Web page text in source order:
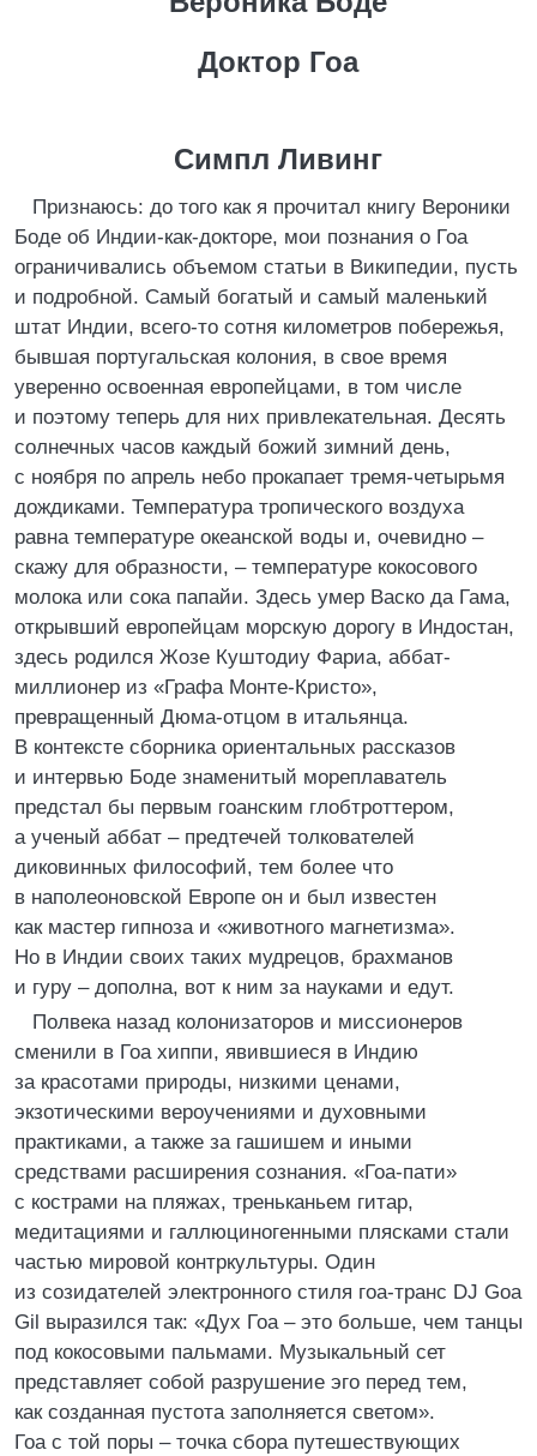
Доктор Гоа
Симпл Ливинг
Признаюсь: до того как я прочитал книгу Вероники
Боде об Индии-как-докторе, мои познания о Гоа
ограничивались объемом статьи в Википедии, пусть
и подробной. Самый богатый и самый маленький
штат Индии, всего-то сотня километров побережья,
бывшая португальская колония, в свое время
уверенно освоенная европейцами, в том числе
и поэтому теперь для них привлекательная. Десять
солнечных часов каждый божий зимний день,
с ноября по апрель небо прокапает тремя-четырьмя
дождиками. Температура тропического воздуха
равна температуре океанской воды и, очевидно –
скажу для образности, – температуре кокосового
молока или сока папайи. Здесь умер Васко да Гама,
открывший европейцам морскую дорогу в Индостан,
здесь родился Жозе Куштодиу Фариа, аббат-
миллионер из «Графа Монте-Кристо»,
превращенный Дюма-отцом в итальянца.
В контексте сборника ориентальных рассказов
и интервью Боде знаменитый мореплаватель
предстал бы первым гоанским глобтроттером,
а ученый аббат – предтечей толкователей
диковинных философий, тем более что
в наполеоновской Европе он и был известен
как мастер гипноза и «животного магнетизма».
Но в Индии своих таких мудрецов, брахманов
и гуру – дополна, вот к ним за науками и едут.
Полвека назад колонизаторов и миссионеров
сменили в Гоа хиппи, явившиеся в Индию
за красотами природы, низкими ценами,
экзотическими вероучениями и духовными
практиками, а также за гашишем и иными
средствами расширения сознания. «Гоа-пати»
с кострами на пляжах, треньканьем гитар,
медитациями и галлюциногенными плясками стали
частью мировой контркультуры. Один
из созидателей электронного стиля гоа-транс DJ Goa
Gil выразился так: «Дух Гоа – это больше, чем танцы
под кокосовыми пальмами. Музыкальный сет
представляет собой разрушение эго перед тем,
как созданная пустота заполняется светом».
Гоа с той поры – точка сбора путешествующих